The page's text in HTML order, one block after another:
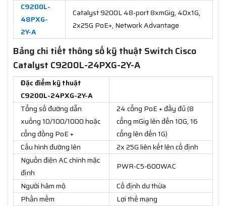
C9200L-
48PXG-
2Y-A
Catalyst 9200L 48-port 8xmGig, 40x1G,
2x25G PoE+, Network Advantage
Bảng chi tiết thông số kỹ thuật Switch Cisco
Catalyst C9200L-24PXG-2Y-A
Đặc điểm kỹ thuật
C9200L-24PXG-2Y-A
Tổng số đường dẫn
xuống 10/100/1000 hoặc
cổng đồng PoE +
24 cổng PoE + đầy đủ (8
cổng mGig lên đến 10G, 16
cổng lên đến 1G)
Cấu hình đường lên
2x 25G liên kết lên cố định
Nguồn điện AC chính mặc
định
PWR-C5-600WAC
Người hâm mộ
Cố định dư thừa
Phần mềm
Lợi thế mạng